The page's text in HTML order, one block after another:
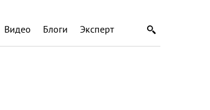
Видео Блоги Эксперт